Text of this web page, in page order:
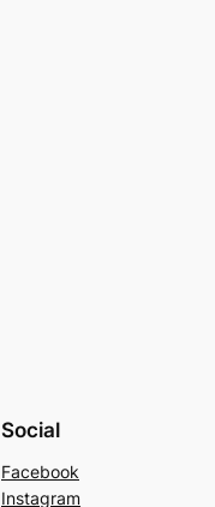
Social
Facebook
Instagram